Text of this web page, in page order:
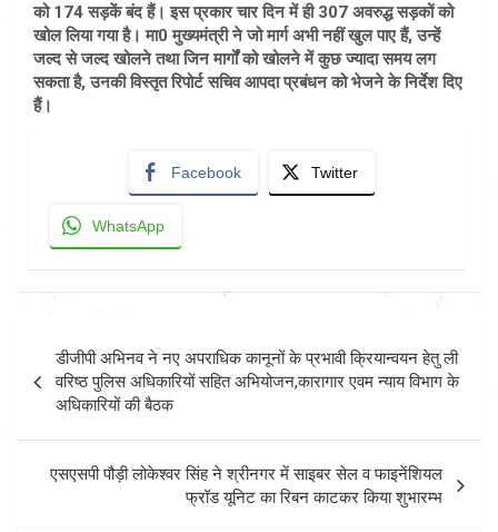
को 174 सड़कें बंद हैं। इस प्रकार चार दिन में ही 307 अवरुद्ध सड़कों को
खोल लिया गया है। मा0 मुख्यमंत्री ने जो मार्ग अभी नहीं खुल पाए हैं, उन्हें
जल्द से जल्द खोलने तथा जिन मार्गों को खोलने में कुछ ज्यादा समय लग
सकता है, उनकी विस्तृत रिपोर्ट सचिव आपदा प्रबंधन को भेजने के निर्देश दिए
हैं।
Facebook Twitter
WhatsApp
Post
navigation
डीजीपी अभिनव ने नए अपराधिक कानूनों के प्रभावी क्रियान्वयन हेतु ली
वरिष्ठ पुलिस अधिकारियों सहित अभियोजन,कारागार एवम न्याय विभाग के
अधिकारियों की बैठक
एसएसपी पौड़ी लोकेश्वर सिंह ने श्रीनगर में साइबर सेल व फाइनेंशियल
फ्रॉड यूनिट का रिबन काटकर किया शुभारम्भ